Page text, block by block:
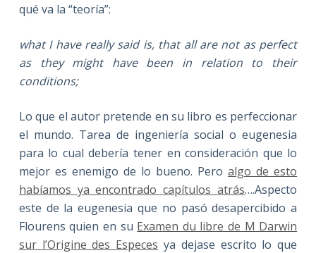
qué va la “teoría”:
what I have really said is, that all are not as perfect
as they might have been in relation to their
conditions;
Lo que el autor pretende en su libro es perfeccionar
el mundo. Tarea de ingeniería social o eugenesia
para lo cual debería tener en consideración que lo
mejor es enemigo de lo bueno. Peroalgo de esto
habíamos ya encontrado capítulos atrás….Aspecto
este de la eugenesia que no pasó desapercibido a
Flourens quien en su Examen du libre de M Darwin
sur l’Origine des Especes ya dejase escrito lo que